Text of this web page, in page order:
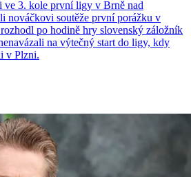
ve 3. kole první ligy v Brně nad
nováčkovi soutěže první porážku v
po hodině hry slovenský záložník
na výtečný start do ligy, kdy
v Plzni.